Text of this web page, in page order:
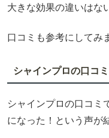
大きな効果の違いはな
口コミも参考にしてみ
シャインプロの口コミ
シャインプロの口コミ
になった！という声が